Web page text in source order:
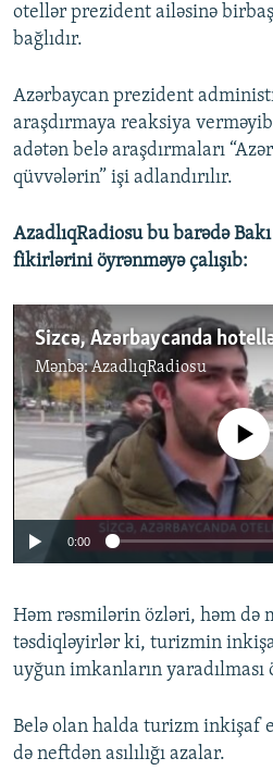
otellər prezident ailəsinə
bağlıdır.
Azərbaycan prezident
araşdırmaya reaksiya
adətən belə araşdırmaları
qüvvələrin” işi adlandırılır.
AzadlıqRadiosu bu barədə
fikirlərini öyrənməyə çalışıb:
Sizcə, Azərbaycanda
Mənbə:AzadlıqRadiosu
No media source
0:00
Həm rəsmilərin özləri, həm də
təsdiqləyirlər ki, turizmin
uyğun imkanların yaradılması
Belə olan halda turizm inkişaf
də neftdən asılılığı azalar.